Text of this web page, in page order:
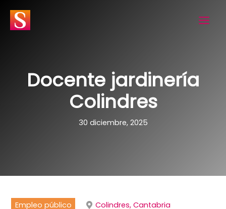
contenido
Docente jardinería
Colindres
30 diciembre, 2025
Empleo público
Colindres, Cantabria